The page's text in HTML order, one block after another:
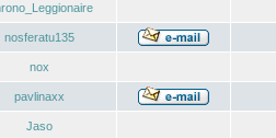
nosferatu135
nox
pavlinaxx
Jaso